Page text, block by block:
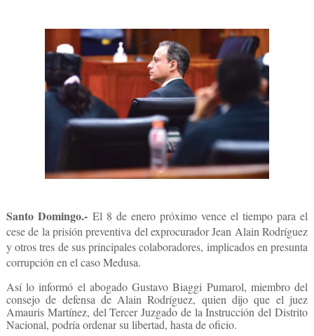
Santo Domingo.- El 8 de enero próximo vence el tiempo para el
cese de la prisión preventiva del exprocurador Jean Alain Rodríguez
y otros tres de sus principales colaboradores, implicados en presunta
corrupción en el caso Medusa.
Así lo informó el abogado Gustavo Biaggi Pumarol, miembro del
consejo de defensa de Alain Rodríguez, quien dijo que el juez
Amauris Martínez, del Tercer Juzgado de la Instrucción del Distrito
Nacional, podría ordenar su libertad, hasta de oficio.